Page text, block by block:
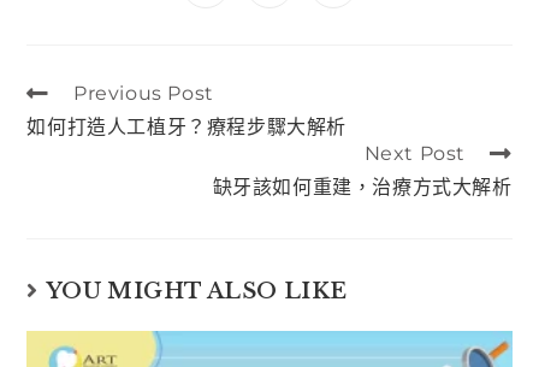
Previous Post
如何打造人工植牙？療程步驟大解析
Next Post
缺牙該如何重建，治療方式大解析
YOU MIGHT ALSO LIKE